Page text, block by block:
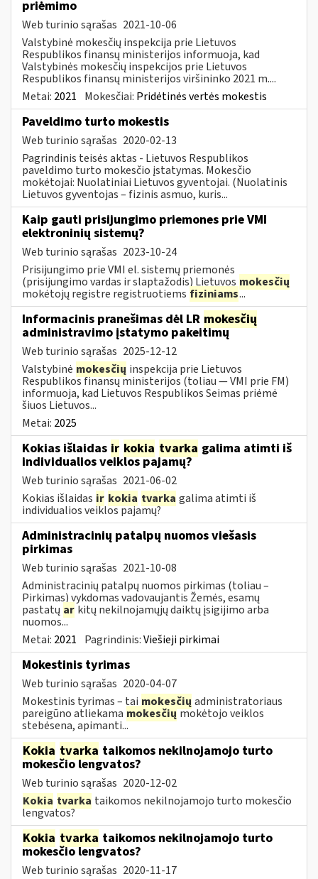
priėmimo
Web turinio sąrašas 2021-10-06
Valstybinė mokesčių inspekcija prie Lietuvos
Respublikos finansų ministerijos informuoja, kad
Valstybinės mokesčių inspekcijos prie Lietuvos
Respublikos finansų ministerijos viršininko 2021 m....
Metai: 2021 Mokesčiai: Pridėtinės vertės mokestis
Paveldimo turto mokestis
Web turinio sąrašas 2020-02-13
Pagrindinis teisės aktas - Lietuvos Respublikos
paveldimo turto mokesčio įstatymas. Mokesčio
mokėtojai: Nuolatiniai Lietuvos gyventojai. (Nuolatinis
Lietuvos gyventojas – fizinis asmuo, kuris...
Kaip gauti prisijungimo priemones prie VMI
elektroninių sistemų?
Web turinio sąrašas 2023-10-24
Prisijungimo prie VMI el. sistemų priemonės
(prisijungimo vardas ir slaptažodis) Lietuvos mokesčių
mokėtojų registre registruotiems fiziniams...
Informacinis pranešimas dėl LR mokesčių
administravimo įstatymo pakeitimų
Web turinio sąrašas 2025-12-12
Valstybinė mokesčių inspekcija prie Lietuvos
Respublikos finansų ministerijos (toliau — VMI prie FM)
informuoja, kad Lietuvos Respublikos Seimas priėmė
šiuos Lietuvos...
Metai: 2025
Kokias išlaidas ir kokia tvarka galima atimti iš
individualios veiklos pajamų?
Web turinio sąrašas 2021-06-02
Kokias išlaidas ir kokia tvarka galima atimti iš
individualios veiklos pajamų?
Administracinių patalpų nuomos viešasis
pirkimas
Web turinio sąrašas 2021-10-08
Administracinių patalpų nuomos pirkimas (toliau –
Pirkimas) vykdomas vadovaujantis Žemės, esamų
pastatų ar kitų nekilnojamųjų daiktų įsigijimo arba
nuomos...
Metai: 2021 Pagrindinis:Viešieji pirkimai
Mokestinis tyrimas
Web turinio sąrašas 2020-04-07
Mokestinis tyrimas – tai mokesčių administratoriaus
pareigūno atliekama mokesčiųmokėtojo veiklos
stebėsena, apimanti...
Kokia tvarka taikomos nekilnojamojo turto
mokesčio lengvatos?
Web turinio sąrašas 2020-12-02
Kokia tvarka taikomos nekilnojamojo turto mokesčio
lengvatos?
Kokia tvarka taikomos nekilnojamojo turto
mokesčio lengvatos?
Web turinio sąrašas 2020-11-17